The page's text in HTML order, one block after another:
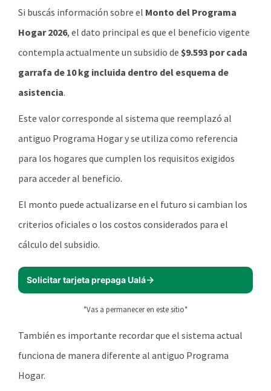
Si buscás información sobre el Monto del Programa
Hogar 2026, el dato principal es que el beneficio vigente
contempla actualmente un subsidio de $9.593 por cada
garrafa de 10 kg incluida dentro del esquema de
asistencia.
Este valor corresponde al sistema que reemplazó al
antiguo Programa Hogar y se utiliza como referencia
para los hogares que cumplen los requisitos exigidos
para acceder al beneficio.
El monto puede actualizarse en el futuro si cambian los
criterios oficiales o los costos considerados para el
cálculo del subsidio.
Solicitar tarjeta prepaga Ualá
*Vas a permanecer en este sitio*
También es importante recordar que el sistema actual
funciona de manera diferente al antiguo Programa
Hogar.